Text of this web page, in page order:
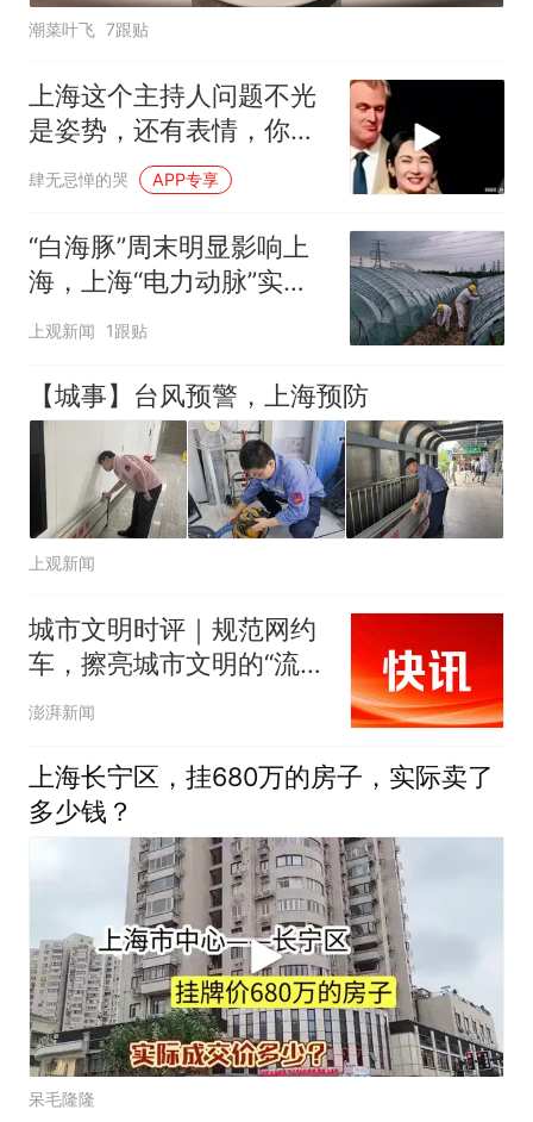
潮菜叶飞 7跟贴
上海这个主持人问题不光
是姿势，还有表情，你看
她采访国人的时候
肆无忌惮的哭 APP专享
“白海豚”周末明显影响上
海，上海“电力动脉”实现
24小时线上巡检
上观新闻 1跟贴
【城事】台风预警，上海预防
上观新闻
城市文明时评｜规范网约
车，擦亮城市文明的“流动
名片”
澎湃新闻
上海长宁区，挂680万的房子，实际卖了
多少钱？
呆毛隆隆